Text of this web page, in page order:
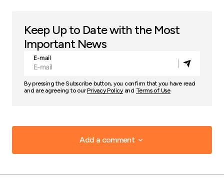
Keep Up to Date with the Most
Important News
E-mail
By pressing the Subscribe button, you confirm that you have read
and are agreeing to ourPrivacy Policyand Terms of Use
Add a comment
Add a comment